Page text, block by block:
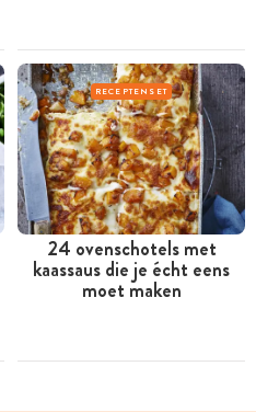
RECEPTENSET
24 ovenschotels met
kaassaus die je écht eens
moet maken